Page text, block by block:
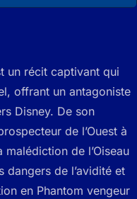
un récit captivant qui
offrant un antagoniste
Disney. De son
de l’Ouest à
de l’Oiseau
dangers de l’avidité et
en Phantom vengeur